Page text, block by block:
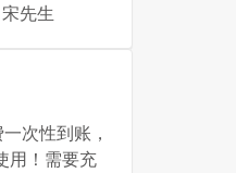
先生
次性到账，
用！需要充